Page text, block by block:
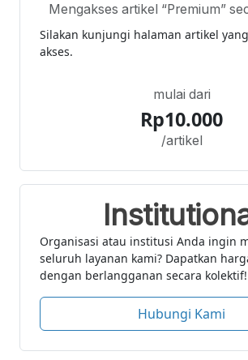
Mengakses artikel “Premium”
Silakan kunjungi halaman artikel
akses.
mulai dari
Rp10.000
/artikel
Organisasi atau institusi Anda ingin
seluruh layanan kami? Dapatkan
dengan berlangganan secara kolektif!
Hubungi Kami